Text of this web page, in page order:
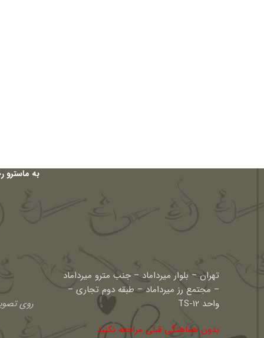
تهران – بلوار میرداماد – جنب مترو میرداماد
– مجتمع رز میرداماد – طبقه دوم تجاری –
واحد TS-12
بدون هماهنگی قبلی مراجعه نکنید
به
روی